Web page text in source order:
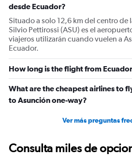
desde Ecuador?
Situado a solo 12,6 km del centro
Silvio Pettirossi (ASU) es el
viajeros utilizarán cuando vuelen a
Ecuador.
How long is the flight from
What are the cheapest airlines to
to Asunción one-way?
Ver más preguntas
Consulta miles de